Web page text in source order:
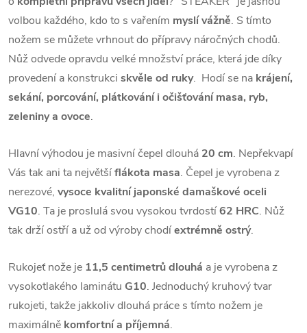
volbou každého, kdo to s vařením myslí vážně. S tímto
nožem se můžete vrhnout do přípravy náročných chodů.
Nůž odvede opravdu velké množství práce, která jde díky
provedení a konstrukci skvěle od ruky. Hodí se na krájení,
sekání, porcování, plátkování i očišťování masa, ryb,
zeleniny a ovoce.
Hlavní výhodou je masivní čepel dlouhá 20 cm. Nepřekvapí
Vás tak ani ta největšíflákota masa. Čepel je vyrobena z
nerezové, vysoce kvalitní japonské damaškové oceli
VG10. Ta je proslulá svou vysokou tvrdostí62 HRC. Nůž
tak drží ostří a už od výroby chodíextrémně ostrý.
Rukojeť nože je 11,5 centimetrů dlouhá a je vyrobena z
vysokotlakého laminátu G10. Jednoduchý kruhový tvar
rukojeti, takže jakkoliv dlouhá práce s tímto nožem je
maximálně komfortní a příjemná.